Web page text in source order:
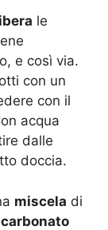
le
e così via.
con un
con il
acqua
dalle
doccia.
miscela di